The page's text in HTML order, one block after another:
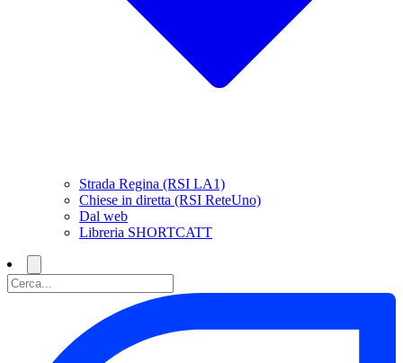
Strada Regina (RSI LA1)
Chiese in diretta (RSI ReteUno)
Dal web
Libreria SHORTCATT